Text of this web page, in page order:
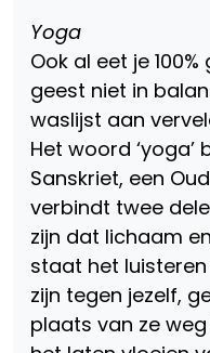
Yoga
Ook al eet je
geest niet in
waslijst aan
Het woord ‘yoga’
Sanskriet, een
verbindt twee
zijn dat lichaam
staat het
zijn tegen jezelf,
plaats van ze